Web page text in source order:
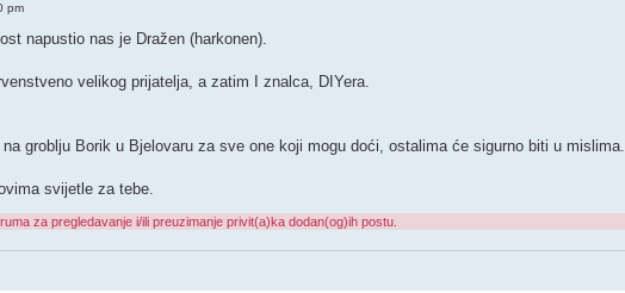
pm
napustio nas je Dražen (harkonen).
velikog prijatelja, a zatim I znalca, DIYera.
groblju Borik u Bjelovaru za sve one koji mogu doći, ostalima će sigurno biti u mislima.
svijetle za tebe.
za pregledavanje i/ili preuzimanje privit(a)ka dodan(og)ih postu.